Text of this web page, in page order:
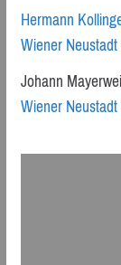
Hermann
Wiener
Johann
Wiener